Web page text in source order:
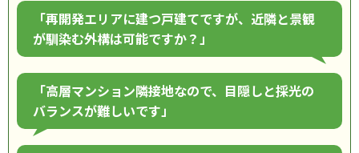
「再開発エリアに建つ戸建てですが、近隣と景観
が馴染む外構は可能ですか？」
「高層マンション隣接地なので、目隠しと採光の
バランスが難しいです」